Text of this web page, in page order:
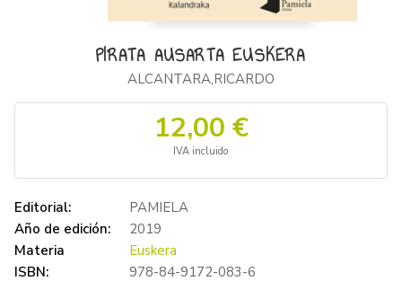
PIRATA AUSARTA EUSKERA
ALCANTARA,RICARDO
12,00 €
IVA incluido
Editorial:
PAMIELA
Año de edición:
2019
Materia
Euskera
ISBN:
978-84-9172-083-6